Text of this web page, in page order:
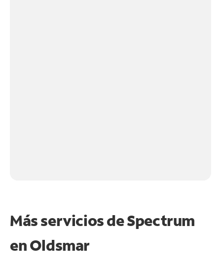
Más servicios de Spectrum
enOldsmar